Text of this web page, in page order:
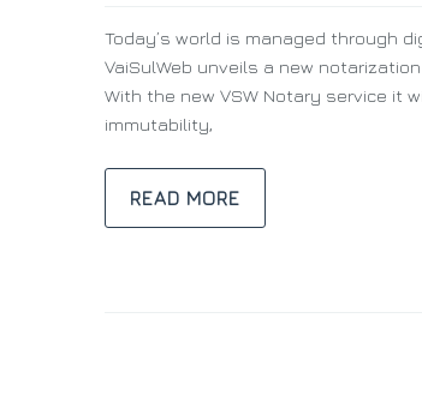
Today’s world is managed through
VaiSulWeb unveils a new
With the new VSW Notary service it
immutability,
READ MORE